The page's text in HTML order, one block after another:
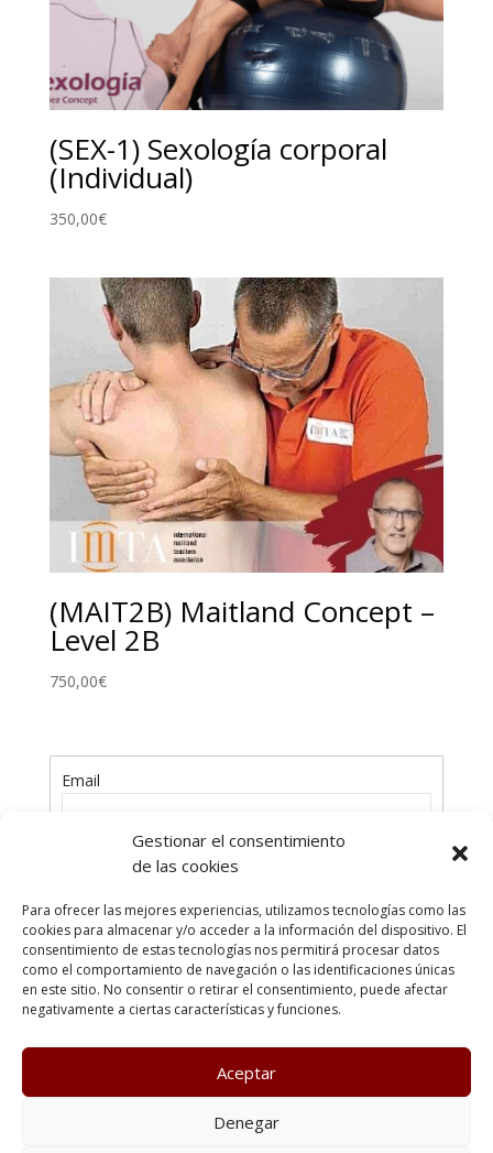
Gestionar el consentimiento
de las cookies
Para ofrecer las mejores experiencias, utilizamos tecnologías como las
cookies para almacenar y/o acceder a la información del dispositivo. El
consentimiento de estas tecnologías nos permitirá procesar datos
como el comportamiento de navegación o las identificaciones únicas
en este sitio. No consentir o retirar el consentimiento, puede afectar
negativamente a ciertas características y funciones.
Aceptar
Denegar
(SEX-1) Sexología corporal
(Individual)
350,00€
(MAIT2B) Maitland Concept –
Level 2B
750,00€
Email
Contraseña
¿Has olvidado tu contraseña?
Poltica de Privacidad
Política de cookies